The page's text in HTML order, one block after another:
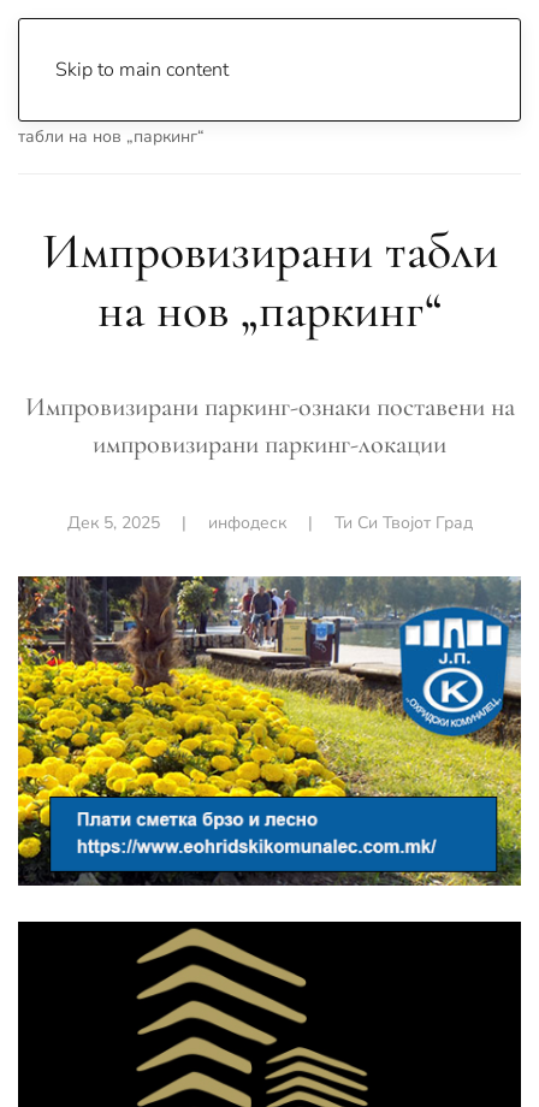
Skip to main content
табли на нов „паркинг“
Импровизирани табли
на нов „паркинг“
Импровизирани паркинг-ознаки поставени на
импровизирани паркинг-локации
Дек 5, 2025| инфодеск| Ти Си Твојот Град